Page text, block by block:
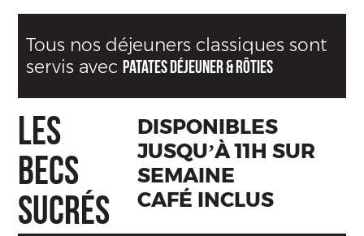
Tous nos déjeuners classiques sont
servis avecpatates déjeuner & rôties
LES
BECS
SUCRÉS
DISPONIBLES
JUSQU’À 11H SUR
SEMAINE
CAFÉ INCLUS